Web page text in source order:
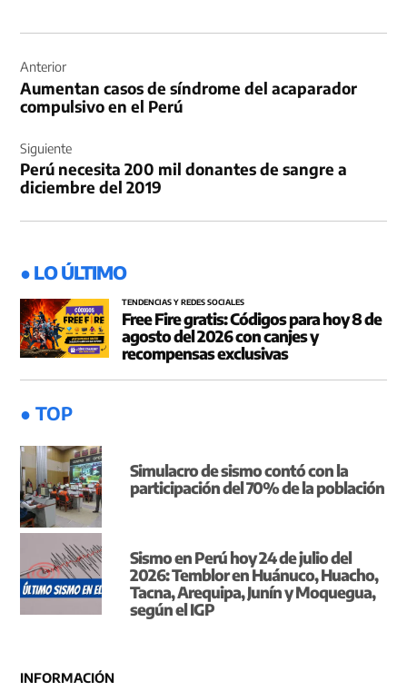
de
entradas
Anterior
Aumentan casos de síndrome del acaparador
compulsivo en el Perú
Siguiente
Perú necesita 200 mil donantes de sangre a
diciembre del 2019
● LO ÚLTIMO
TENDENCIAS Y REDES SOCIALES
Free Fire gratis: Códigos para hoy 8 de
agosto del 2026 con canjes y
recompensas exclusivas
● TOP
Simulacro de sismo contó con la
participación del 70% de la población
Sismo en Perú hoy 24 de julio del
2026: Temblor en Huánuco, Huacho,
Tacna, Arequipa, Junín y Moquegua,
según el IGP
INFORMACIÓN